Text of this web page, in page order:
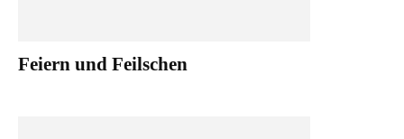
Feiern und Feilschen